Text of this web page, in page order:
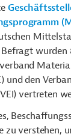
wurden
und den
vertreten
zu verstehen,